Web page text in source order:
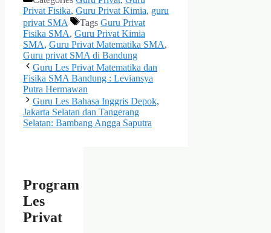
Privat Fisika, Guru Privat Kimia, guru
privat SMA
Tags Guru Privat
Fisika SMA, Guru Privat Kimia
SMA, Guru Privat Matematika SMA,
Guru privat SMA di Bandung
Guru Les Privat Matematika dan
Fisika SMA Bandung : Leviansya
Putra Hermawan
Guru Les Bahasa Inggris Depok,
Jakarta Selatan dan Tangerang
Selatan: Bambang Angga Saputra
Program
Les
Privat